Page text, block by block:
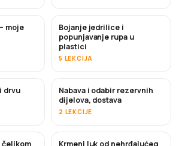
moje
USKORO
Bojanje jedrilice i
popunjavanje rupa u
plastici
5 LEKCIJA
drvu USKORO
Nabava i odabir rezervnih
dijelova, dostava
2 LEKCIJE
čelikom
Krmeni luk od nehrđajućeg